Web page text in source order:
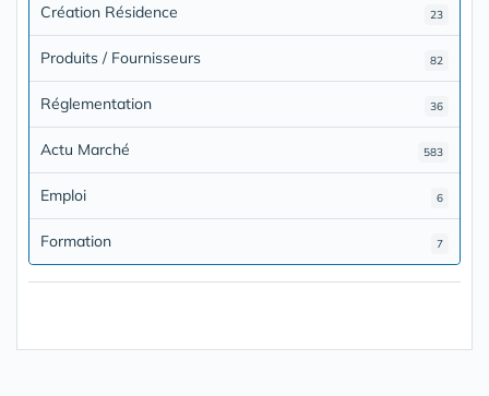
Création Résidence 23
Produits / Fournisseurs 82
Réglementation 36
Actu Marché 583
Emploi 6
Formation 7